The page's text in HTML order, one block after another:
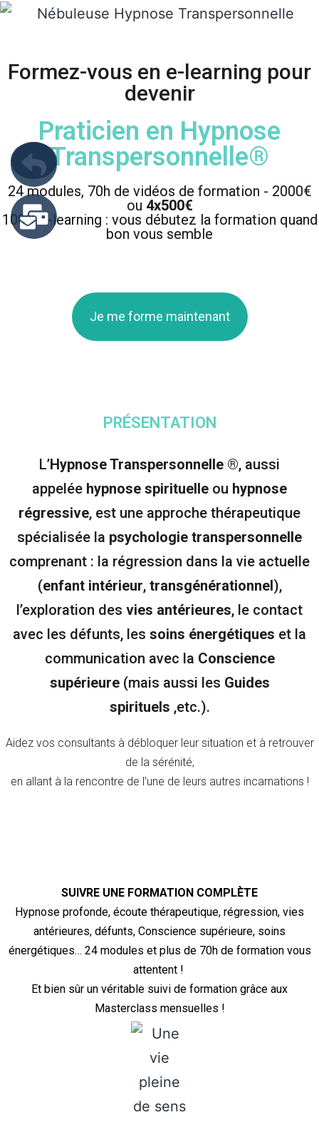
Formez-vous en e-learning pour
devenir
Praticien en Hypnose
Transpersonnelle®
24 modules, 70h de vidéos de formation - 2000€
ou 4x500€
100% e-learning : vous débutez la formation quand
bon vous semble
Je me forme maintenant
PRÉSENTATION
L’Hypnose Transpersonnelle ®, aussi
appelée hypnose spirituelle ou hypnose
régressive, est une approche thérapeutique
spécialisée la psychologie transpersonnelle
comprenant : la régression dans la vie actuelle
(enfant intérieur, transgénérationnel),
l’exploration des vies antérieures, le contact
avec les défunts, les soins énergétiques et la
communication avec la Conscience
supérieure(mais aussi les Guides
spirituels ,etc.).
Aidez vos consultants à débloquer leur situation et à retrouver
de la sérénité,
en allant à la rencontre de l’une de leurs autres incarnations !
SUIVRE UNE FORMATION COMPLÈTE
Hypnose profonde, écoute thérapeutique, régression, vies
antérieures, défunts, Conscience supérieure, soins
énergétiques… 24 modules et plus de 70h de formation vous
attentent !
Et bien sûr un véritable suivi de formation grâce aux
Masterclass mensuelles !